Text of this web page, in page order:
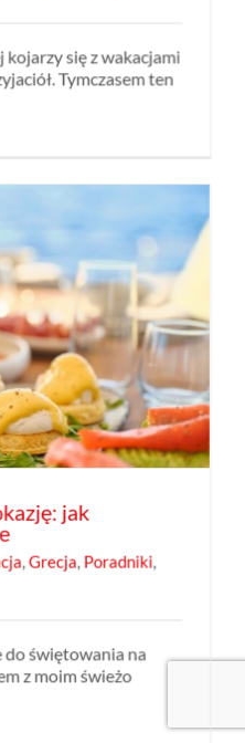
się z wakacjami
Tymczasem ten
jak
,Grecja,Poradniki,
świętowania na
z moim świeżo